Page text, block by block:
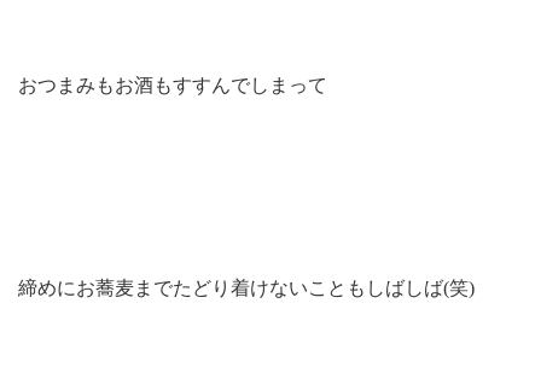
おつまみもお酒もすすんでしまって
締めにお蕎麦までたどり着けないこともしばしば(笑)